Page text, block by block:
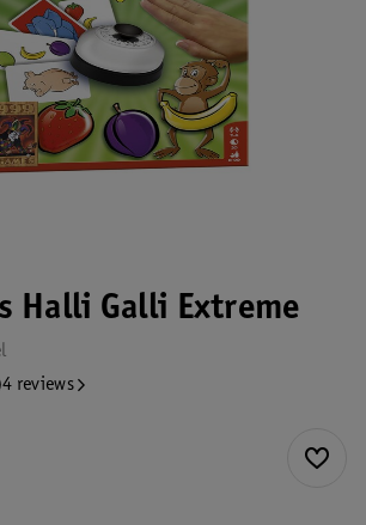
Halli Galli Extreme
4 reviews